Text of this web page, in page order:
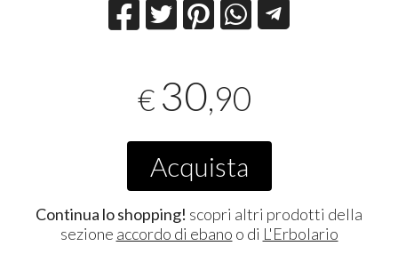
€ 30,90
Acquista
Continua lo shopping! scopri altri prodotti della
sezione accordo di ebano o di L'Erbolario